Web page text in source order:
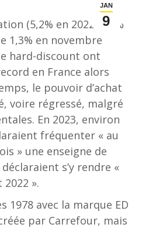
JAN
9
(5,2% en 2022, 4,9%
1,3% en novembre
hard-discount ont
en France alors
le pouvoir d’achat
voire régressé, malgré
En 2023, environ
fréquenter « au
» une enseigne de
s’y rendre «
».
1978 avec la marque ED
par Carrefour, mais